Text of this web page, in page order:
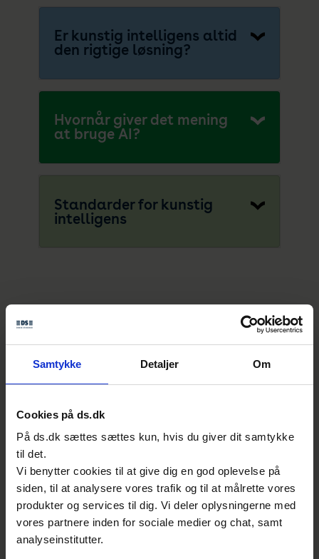
Samtykke Detaljer Om
Cookies på ds.dk
På ds.dk sættes sættes kun, hvis du giver dit samtykke
til det.
Vi benytter cookies til at give dig en god oplevelse på
siden, til at analysere vores trafik og til at målrette vores
produkter og services til dig. Vi deler oplysningerne med
vores partnere inden for sociale medier og chat, samt
analyseinstitutter.
Er kunstig intelligens altid
den rigtige løsning?
Hvornår giver det mening
at bruge AI?
Standarder for kunstig
intelligens
Vil du være på forkant med
kunstig intelligens?
Du kan være med til at sætte fremtidens
markedskrav ved at deltage i det danske
udvalg S-855, der er med til at udarbejde